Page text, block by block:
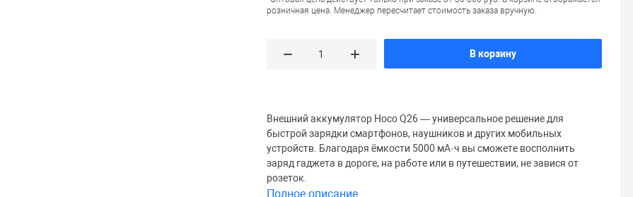
розничная цена. Менеджер пересчитает стоимость заказа вручную.
В корзину
Внешний аккумулятор Hoco Q26 — универсальное решение для
быстрой зарядки смартфонов, наушников и других мобильных
устройств. Благодаря ёмкости 5000 мА·ч вы сможете восполнить
заряд гаджета в дороге, на работе или в путешествии, не завися от
розеток.
Полное описание